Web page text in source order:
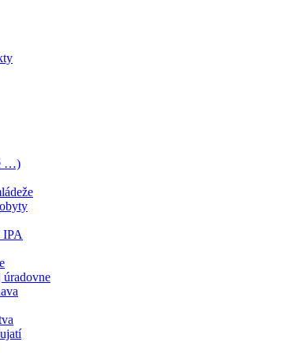
…)
IPA
úradovne